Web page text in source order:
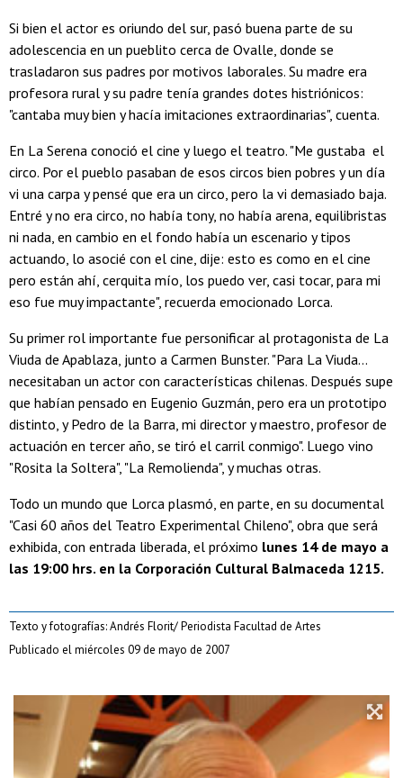
Si bien el actor es oriundo del sur, pasó buena parte de su
adolescencia en un pueblito cerca de Ovalle, donde se
trasladaron sus padres por motivos laborales. Su madre era
profesora rural y su padre tenía grandes dotes histriónicos:
"cantaba muy bien y hacía imitaciones extraordinarias", cuenta.
En La Serena conoció el cine y luego el teatro. "Me gustaba el
circo. Por el pueblo pasaban de esos circos bien pobres y un día
vi una carpa y pensé que era un circo, pero la vi demasiado baja.
Entré y no era circo, no había tony, no había arena, equilibristas
ni nada, en cambio en el fondo había un escenario y tipos
actuando, lo asocié con el cine, dije: esto es como en el cine
pero están ahí, cerquita mío, los puedo ver, casi tocar, para mi
eso fue muy impactante", recuerda emocionado Lorca.
Su primer rol importante fue personificar al protagonista de La
Viuda de Apablaza, junto a Carmen Bunster. "Para La Viuda...
necesitaban un actor con características chilenas. Después supe
que habían pensado en Eugenio Guzmán, pero era un prototipo
distinto, y Pedro de la Barra, mi director y maestro, profesor de
actuación en tercer año, se tiró el carril conmigo". Luego vino
"Rosita la Soltera", "La Remolienda", y muchas otras.
Todo un mundo que Lorca plasmó, en parte, en su documental
"Casi 60 años del Teatro Experimental Chileno", obra que será
exhibida, con entrada liberada, el próximo lunes 14 de mayo a
las 19:00 hrs. en la Corporación Cultural Balmaceda 1215.
Texto y fotografías: Andrés Florit/ Periodista Facultad de Artes
Publicado el miércoles 09 de mayo de 2007